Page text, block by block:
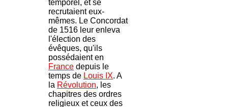
temporel, et se
recrutaient eux-
mêmes. Le Concordat
de 1516 leur enleva
l'élection des
évêques, qu'ils
possédaient en
France depuis le
temps de Louis IX. A
la Révolution, les
chapitres des ordres
religieux et ceux des